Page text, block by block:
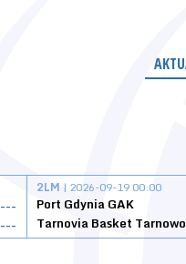
---
---
2LM | 2026-09-19 00:00
Port Gdynia GAK